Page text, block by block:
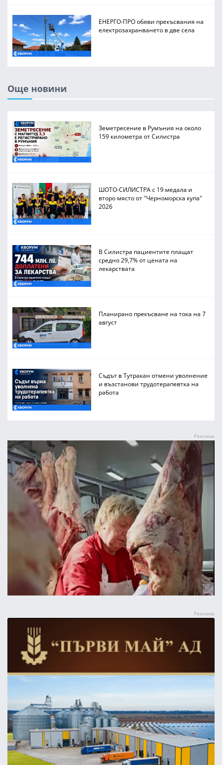
ЕНЕРГО-ПРО обяви прекъсвания на
електрозахранването в две села
Още новини
Земетресение в Румъния на около
159 километра от Силистра
ШОТО-СИЛИСТРА с 19 медала и
второ място от "Черноморска купа"
2026
В Силистра пациентите плащат
средно 29,7% от цената на
лекарствата
Планирано прекъсване на тока на 7
август
Съдът в Тутракан отмени уволнение
и възстанови трудотерапевтка на
работа